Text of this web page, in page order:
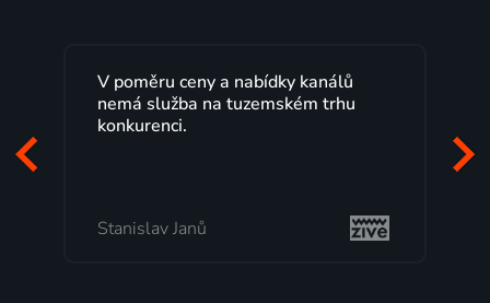
V poměru ceny a nabídky kanálů
nemá služba na tuzemském trhu
konkurenci.
Stanislav Janů